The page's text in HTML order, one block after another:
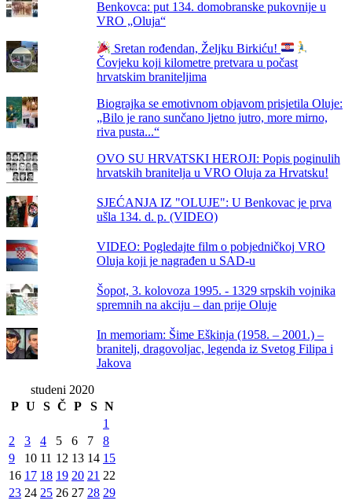
Benkovca: put 134. domobranske pukovnije u
VRO „Oluja“
Sretan rođendan, Željku Birkiću!
Čovjeku koji kilometre pretvara u počast
hrvatskim braniteljima
Biograjka se emotivnom objavom prisjetila Oluje:
„Bilo je rano sunčano ljetno jutro, more mirno,
riva pusta...“
OVO SU HRVATSKI HEROJI: Popis poginulih
hrvatskih branitelja u VRO Oluja za Hrvatsku!
SJEĆANJA IZ "OLUJE": U Benkovac je prva
ušla 134. d. p. (VIDEO)
VIDEO: Pogledajte film o pobjedničkoj VRO
Oluja koji je nagrađen u SAD-u
Šopot, 3. kolovoza 1995. - 1329 srpskih vojnika
spremnih na akciju – dan prije Oluje
In memoriam: Šime Eškinja (1958. – 2001.) –
branitelj, dragovoljac, legenda iz Svetog Filipa i
Jakova
studeni 2020
P U S Č P S N
1
2
3 4 5 6 7
8
9
10 11 12 13 14 15
16 17 18 19 20 21 22
23 24 25 26 27 28 29